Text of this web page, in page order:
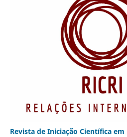
Revista de Iniciação Científica